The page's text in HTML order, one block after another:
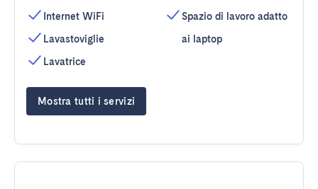
Internet WiFi
Lavastoviglie
Lavatrice
Spazio di lavoro adatto
ai laptop
Mostra tutti i servizi